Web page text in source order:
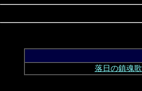
落日の鎮魂歌